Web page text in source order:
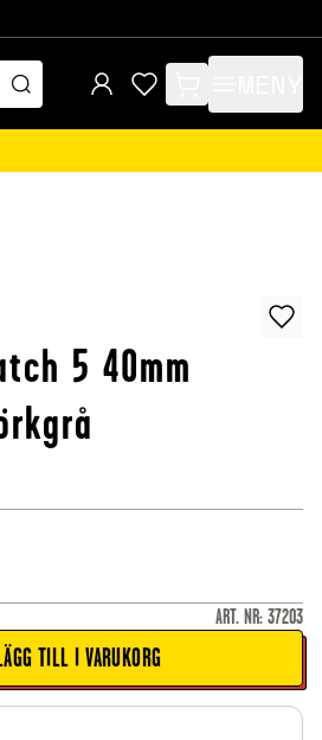
items in cart, view
5 40mm
ART. NR: 37203
LÄGG TILL I VARUKORG